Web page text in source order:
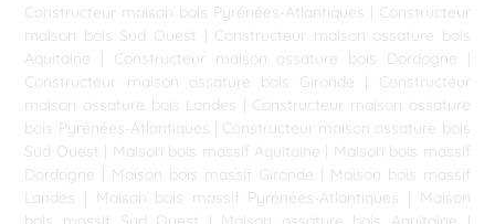
Constructeur maison bois Pyrénées-Atlantiques | Constructeur
maison bois Sud Ouest | Constructeur maison ossature bois
Aquitaine | Constructeur maison ossature bois Dordogne |
Constructeur maison ossature bois Gironde | Constructeur
maison ossature bois Landes | Constructeur maison ossature
bois Pyrénées-Atlantiques | Constructeur maison ossature bois
Sud Ouest | Maison bois massif Aquitaine | Maison bois massif
Dordogne | Maison bois massif Gironde | Maison bois massif
Landes | Maison bois massif Pyrénées-Atlantiques |
Maison